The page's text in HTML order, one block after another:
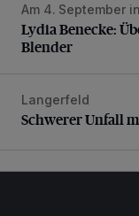
Lydia Benecke:
Am 4. September
Lydia Benecke:
Blender
Schwerer Unfall
Langerfeld
Schwerer Unfall